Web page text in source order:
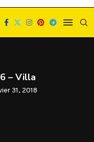
– Villa
31, 2018